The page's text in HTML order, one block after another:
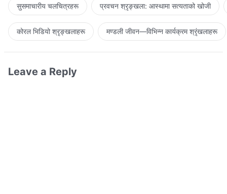
सुसमाचारीय चलचित्रहरू प्रवचन श्रृङ्खला: आस्थामा सत्यताको खोजी
कोरल भिडियो श्रृङ्खलाहरू मण्डली जीवन—विभिन्‍न कार्यक्रम श्रृंखलाहरू
Leave a Reply